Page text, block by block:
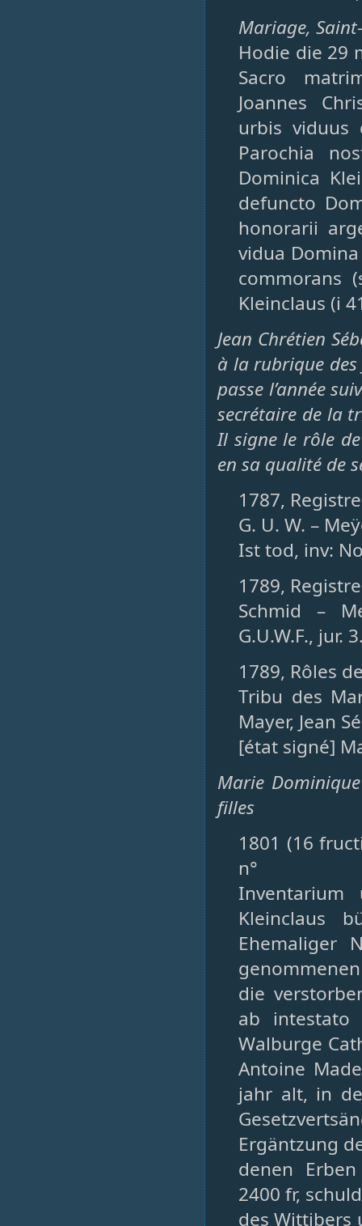
Mariage,
Hodie die 29
Sacro
Joannes
urbis
Parochia
Dominica
defuncto
honorarii
vidua
commorans
Kleinclaus (i
Jean Chrétien
à la rubrique
passe l’année
secrétaire de la
Il signe le rôle
en sa qualité de
1787,
G. U. W. –
Ist tod, inv:
1789,
Schmid –
G.U.W.F., jur.
1789, Rôles
Tribu des
Mayer, Jean
[état signé]
Marie
filles
1801 (16
n°
Kleinclaus
Ehemaliger
die
ab intestato
Walburge
Antoine
jahr alt, in
Ergäntzung
denen
2400 fr,
des Wittibers